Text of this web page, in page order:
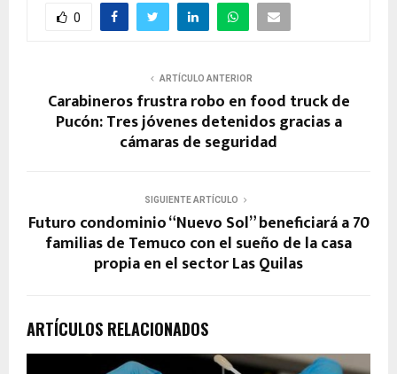
0
ARTÍCULO ANTERIOR
Carabineros frustra robo en food truck de
Pucón: Tres jóvenes detenidos gracias a
cámaras de seguridad
SIGUIENTE ARTÍCULO
Futuro condominio “Nuevo Sol” beneficiará a 70
familias de Temuco con el sueño de la casa
propia en el sector Las Quilas
ARTÍCULOS RELACIONADOS